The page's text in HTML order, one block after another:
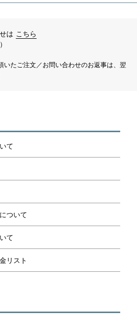
は こちら
いたご注文／お問い合わせのお返事は、翌
て
ついて
て
リスト